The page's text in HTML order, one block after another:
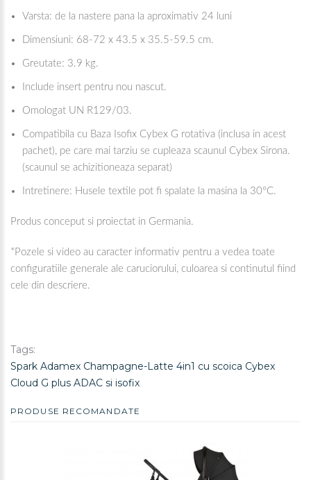
Varsta: de la nastere pana la aproximativ 24 luni
Dimensiuni: 68-72 x 43.5 x 35.5-59.5 cm.
Greutate: 3.9 kg.
Include insert pentru nou nascut.
Omologat UN R129/03.
Compatibila cu Baza Isofix Cybex G rotativa (inclusa in acest
pachet), pe care mai tarziu se cupleaza scaunul Cybex Sirona.
(scaunul se achizitioneaza separat)
Intretinere: Husele textile pot fi spalate la masina la 30°C.
Produs conceput si proiectat in Germania.
*Pozele si video au caracter informativ pentru a vedea toate
configuratiile generale ale caruciorului, culoarea si continutul fiind
cele din descriere.
Tags:
Spark Adamex Champagne-Latte 4in1 cu scoica Cybex
Cloud G plus ADAC si isofix
PRODUSE RECOMANDATE